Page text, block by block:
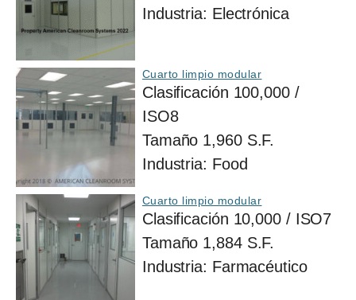
Industria: Electrónica
Cuarto limpio modular
Clasificación 100,000 /
ISO8
Tamaño 1,960 S.F.
Industria: Food
Cuarto limpio modular
Clasificación 10,000 / ISO7
Tamaño 1,884 S.F.
Industria: Farmacéutico